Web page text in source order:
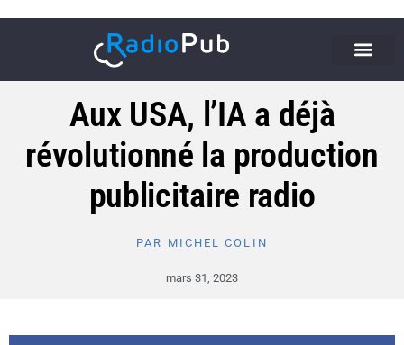
Aux USA, l’IA a déjà
révolutionné la production
publicitaire radio
PAR MICHEL COLIN
mars 31, 2023